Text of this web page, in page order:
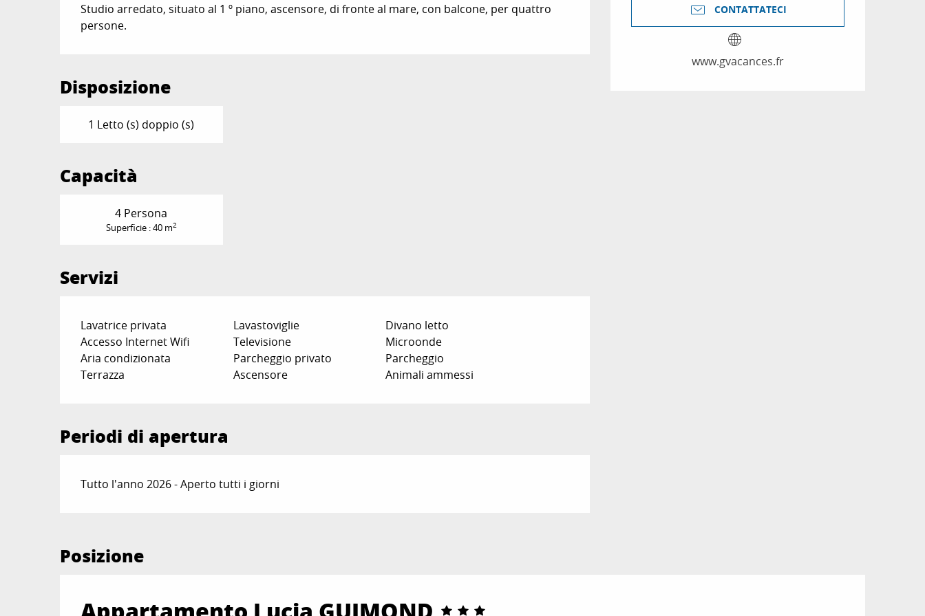
CONTATTATECI
www.gvacances.fr
Studio arredato, situato al 1 º piano, ascensore, di fronte al mare, con balcone, per quattro
persone.
Disposizione
1 Letto (s) doppio (s)
Capacità
4 Persona
Superficie : 40 m2
Servizi
Lavatrice privata Lavastoviglie
Divano letto
Accesso Internet Wifi
Televisione
Microonde
Aria condizionata
Parcheggio privato
Parcheggio
Terrazza
Ascensore Animali ammessi
Periodi di apertura
Tutto l'anno 2026 - Aperto tutti i giorni
Posizione